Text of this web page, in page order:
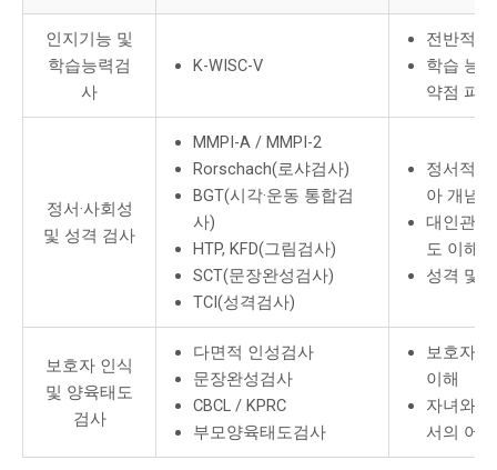
인지기능 및
학습능력검
사
K-WISC-V
전반적
학습 능
약점 파악
정서·사회성
및 성격 검사
MMPI-A / MMPI-2
Rorschach(로샤검사)
BGT(시각·운동 통합검
사)
HTP, KFD(그림검사)
SCT(문장완성검사)
TCI(성격검사)
정서적
아 개념
대인관계
도 이해
성격 및
보호자 인식
및 양육태도
검사
다면적 인성검사
문장완성검사
CBCL / KPRC
부모양육태도검사
보호자
이해
자녀와
서의 어